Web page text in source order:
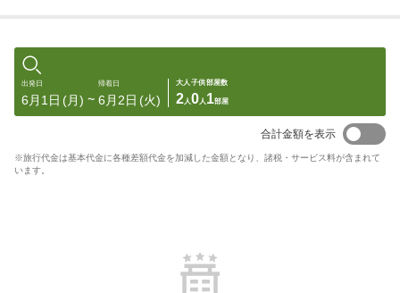
出発日
6月1日 (月) 〜
帰着日
6月2日 (火)
大人
2人
子供
0人
部屋数
1部屋
合計金額を表示
※旅行代金は基本代金に各種差額代金を加減した金額となり、諸税・サービス料が含まれて
います。